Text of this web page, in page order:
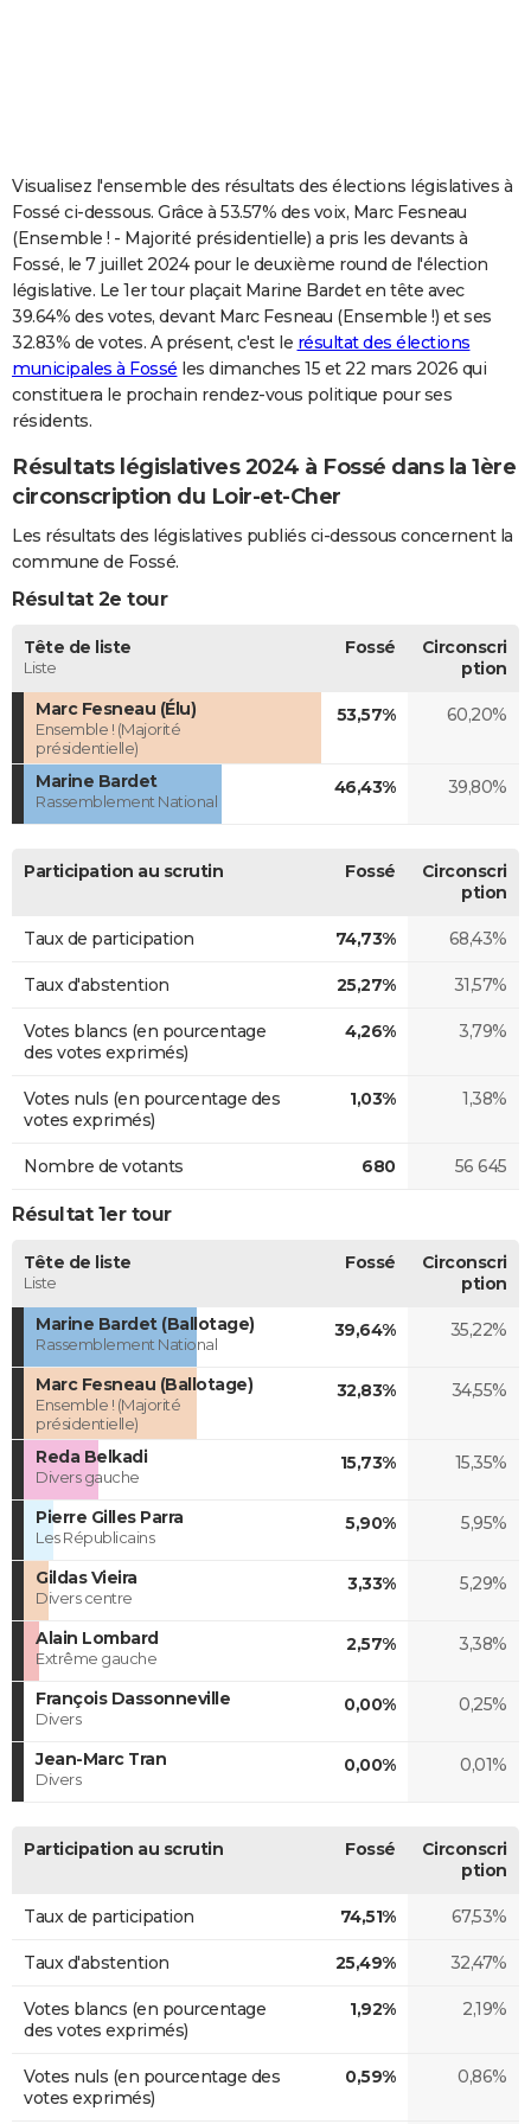
Carte de Noël
Carte Bonne année
Carte Saint-Valentin
Carte Pâques
Carte d'anniversaire
DICTIONNAIRE
Dictionnaire
Biographies
Citations
Expressions
Proverbes
PROGRAMME TV
COPAINS D'AVANT
S'inscrire
Se connecter
Lycées
Collèges
Primaires
Universités
Entreprises
Service militaire
Avis de recherche
AVIS DE DÉCÈS
FORUM
Bricolage
Lifestyle
Culture
Sport
Auto
Television
Voyage
Cinema
Visualisez l'ensemble des résultats des élections législatives à
Fossé ci-dessous. Grâce à 53.57% des voix, Marc Fesneau
(Ensemble ! - Majorité présidentielle) a pris les devants à
Fossé, le 7 juillet 2024 pour le deuxième round de l'élection
législative. Le 1er tour plaçait Marine Bardet en tête avec
39.64% des votes, devant Marc Fesneau (Ensemble !) et ses
32.83% de votes. A présent, c'est le résultat des élections
municipales à Fossé les dimanches 15 et 22 mars 2026 qui
constituera le prochain rendez-vous politique pour ses
résidents.
Résultats législatives 2024 à Fossé dans la 1ère
circonscription du Loir-et-Cher
Les résultats des législatives publiés ci-dessous concernent la
commune de Fossé.
Résultat 2e tour
Tête de liste
Liste
Fossé
Circonscri
ption
Marc Fesneau (Élu)
Ensemble ! (Majorité
présidentielle)
53,57% 60,20%
Marine Bardet
Rassemblement National
46,43% 39,80%
Participation au scrutin Fossé
Circonscri
ption
Taux de participation 74,73% 68,43%
Taux d'abstention 25,27% 31,57%
Votes blancs (en pourcentage
des votes exprimés)
4,26% 3,79%
Votes nuls (en pourcentage des
votes exprimés)
1,03% 1,38%
Nombre de votants 680 56 645
Résultat 1er tour
Tête de liste
Liste
Fossé
Circonscri
ption
Marine Bardet (Ballotage)
Rassemblement National
39,64% 35,22%
Marc Fesneau (Ballotage)
Ensemble ! (Majorité
présidentielle)
32,83% 34,55%
Reda Belkadi
Divers gauche
15,73% 15,35%
Pierre Gilles Parra
Les Républicains
5,90% 5,95%
Gildas Vieira
Divers centre
3,33% 5,29%
Alain Lombard
Extrême gauche
2,57% 3,38%
François Dassonneville
Divers
0,00% 0,25%
Jean-Marc Tran
Divers
0,00% 0,01%
Participation au scrutin Fossé
Circonscri
ption
Taux de participation 74,51% 67,53%
Taux d'abstention 25,49% 32,47%
Votes blancs (en pourcentage
des votes exprimés)
1,92% 2,19%
Votes nuls (en pourcentage des
votes exprimés)
0,59% 0,86%